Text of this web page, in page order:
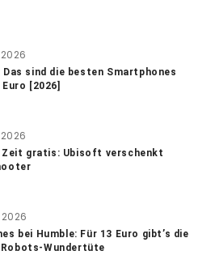
Das sind die besten Smartphones
[2026]
Zeit gratis: Ubisoft verschenkt
bei Humble: Für 13 Euro gibt’s die
Wundertüte